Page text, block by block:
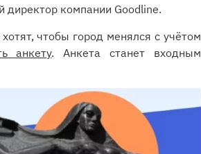
компании Goodline.
чтобы город менялся с учётом
анкету. Анкета станет входным